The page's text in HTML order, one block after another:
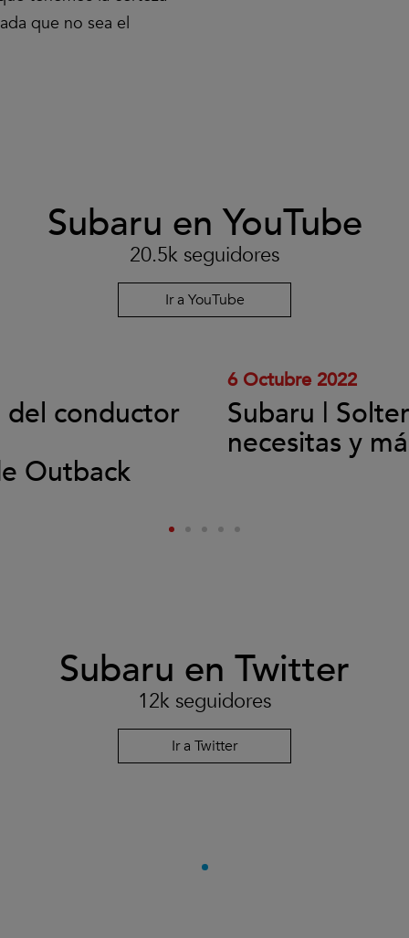
que no sea el
Subaru en YouTube
20.5k seguidores
Ir a YouTube
del conductor
Outback
Clic
para
aceptar
las
cookies
y
reproducir
6 Octubre 2022
Subaru |
necesitas y
Subaru en Twitter
12k seguidores
Ir a Twitter